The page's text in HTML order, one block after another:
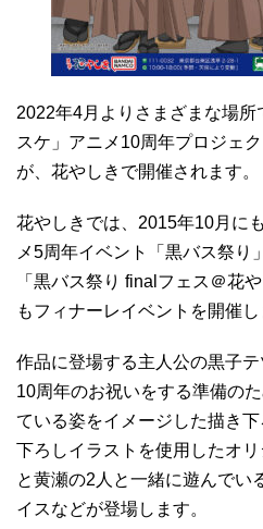
2022年4月よりさまざまな場
スケ」アニメ10周年プロジェ
が、花やしきで開催されます。
花やしきでは、2015年10月に
メ5周年イベント「黒バス祭り
「黒バス祭り finalフェス＠花
もフィナーレイベントを開催し
作品に登場する主人公の黒子
10周年のお祝いをする準備の
ている姿をイメージした描き
下ろしイラストを使用したオ
と黄瀬の2人と一緒に遊んでい
イスなどが登場します。